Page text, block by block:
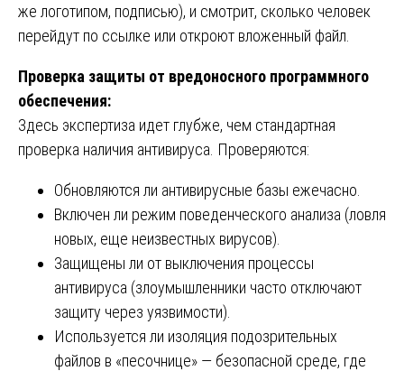
же логотипом, подписью), и смотрит, сколько человек
перейдут по ссылке или откроют вложенный файл.
Проверка защиты от вредоносного программного
обеспечения:
Здесь экспертиза идет глубже, чем стандартная
проверка наличия антивируса. Проверяются:
Обновляются ли антивирусные базы ежечасно.
Включен ли режим поведенческого анализа (ловля
новых, еще неизвестных вирусов).
Защищены ли от выключения процессы
антивируса (злоумышленники часто отключают
защиту через уязвимости).
Используется ли изоляция подозрительных
файлов в «песочнице» — безопасной среде, где